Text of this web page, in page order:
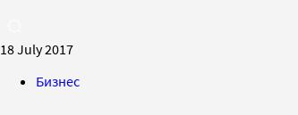
18 July 2017
Бизнес